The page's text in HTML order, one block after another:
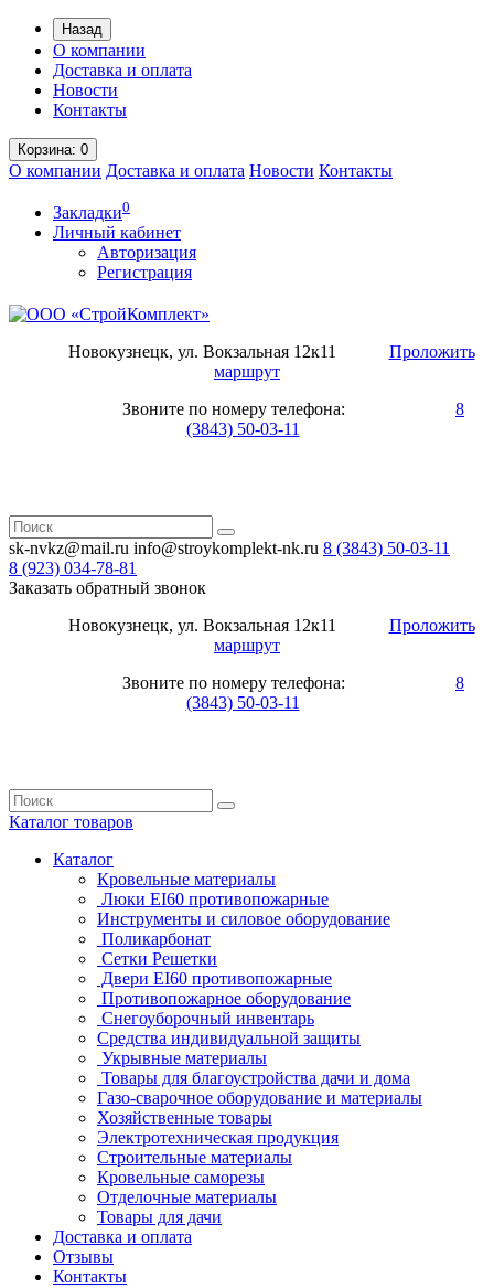
Назад
О компании
Доставка и оплата
Новости
Контакты
Корзина: 0
О компании Доставка и оплата Новости Контакты
Закладки0
Личный кабинет
Авторизация
Регистрация
Новокузнецк, ул. Вокзальная 12к11 Проложить
маршрут
Звоните по номеру телефона: 8
(3843) 50-03-11
sk-nvkz@mail.ru info@stroykomplekt-nk.ru 8 (3843) 50-03-11
8 (923) 034-78-81
Заказать обратный звонок
Новокузнецк, ул. Вокзальная 12к11 Проложить
маршрут
Звоните по номеру телефона: 8
(3843) 50-03-11
Каталог товаров
Каталог
Кровельные материалы
Люки EI60 противопожарные
Инструменты и силовое оборудование
Поликарбонат
Сетки Решетки
Двери EI60 противопожарные
Противопожарное оборудование
Снегоуборочный инвентарь
Средства индивидуальной защиты
Укрывные материалы
Товары для благоустройства дачи и дома
Газо-сварочное оборудование и материалы
Хозяйственные товары
Электротехническая продукция
Строительные материалы
Кровельные саморезы
Отделочные материалы
Товары для дачи
Доставка и оплата
Отзывы
Контакты